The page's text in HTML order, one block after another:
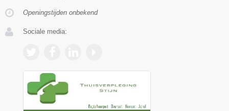
Openingstijden onbekend
Sociale media: